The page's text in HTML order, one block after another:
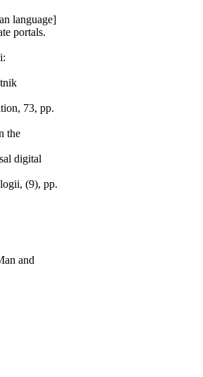
language]
portals.
73, pp.
the
digital
(9), pp.
and